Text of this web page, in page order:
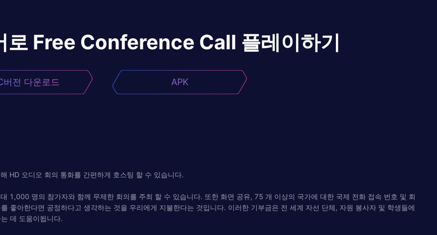
로 Free Conference Call 플레이하기
버전 다운로드 APK
HD 오디오 회의 통화를 간편하게 호스팅 할 수 있습니다.
1,000 명의 참가자와 함께 무제한 회의를 주최 할 수 있습니다. 또한 화면 공유, 75 개 이상의 국가에 대한 국제 전화 접속 번호 및 회
좋아한다면 공정하다고 생각하는 것을 우리에게 지불한다는 것입니다. 이러한 기부금은 전 세계 자선 단체, 자원 봉사자 및 학생들에
데 도움이됩니다.